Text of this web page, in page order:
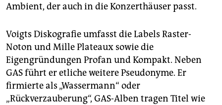
Ambient, der auch in die Konzerthäuser passt.
Voigts Diskografie umfasst die Labels Raster-
Noton und Mille Plateaux sowie die
Eigengründungen Profan und Kompakt. Neben
GAS führt er etliche weitere Pseudonyme. Er
firmierte als „Wassermann“ oder
„Rückverzauberung“, GAS-Alben tragen Titel wie